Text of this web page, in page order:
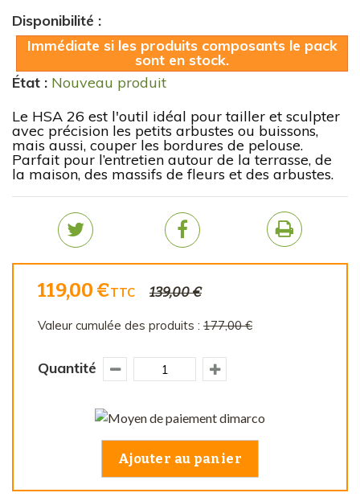
Disponibilité :
Immédiate si les produits composants le pack
sont en stock.
État : Nouveau produit
Le HSA 26 est l'outil idéal pour tailler et sculpter
avec précision les petits arbustes ou buissons,
mais aussi, couper les bordures de pelouse.
Parfait pour l’entretien autour de la terrasse, de
la maison, des massifs de fleurs et des arbustes.
119,00 €TTC 139,00 €
Valeur cumulée des produits : 177,00 €
Quantité
Ajouter au panier